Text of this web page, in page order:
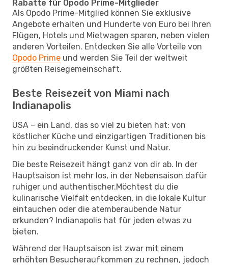
Rabatte für Opodo Prime-Mitglieder
Als Opodo Prime-Mitglied können Sie exklusive
Angebote erhalten und Hunderte von Euro bei Ihren
Flügen, Hotels und Mietwagen sparen, neben vielen
anderen Vorteilen. Entdecken Sie alle Vorteile von
Opodo Prime und werden Sie Teil der weltweit
größten Reisegemeinschaft.
Beste Reisezeit von Miami nach
Indianapolis
USA – ein Land, das so viel zu bieten hat: von
köstlicher Küche und einzigartigen Traditionen bis
hin zu beeindruckender Kunst und Natur.
Die beste Reisezeit hängt ganz von dir ab. In der
Hauptsaison ist mehr los, in der Nebensaison dafür
ruhiger und authentischer.Möchtest du die
kulinarische Vielfalt entdecken, in die lokale Kultur
eintauchen oder die atemberaubende Natur
erkunden? Indianapolis hat für jeden etwas zu
bieten.
Während der Hauptsaison ist zwar mit einem
erhöhten Besucheraufkommen zu rechnen, jedoch